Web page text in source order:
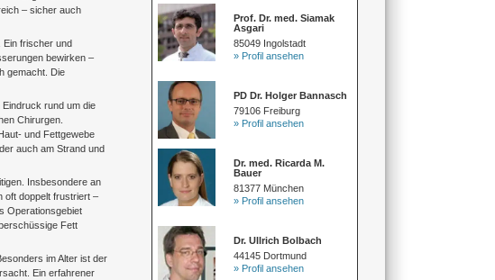
– sicher auch
Ein frischer und
bewirken –
gemacht. Die
rund um die
Chirurgen.
und Fettgewebe
auch am Strand und
Insbesondere an
oft doppelt frustriert –
Operationsgebiet
Fett
im Alter ist der
Ein erfahrener
Prof. Dr. med. Siamak
Asgari
85049 Ingolstadt
» Profil ansehen
PD Dr. Holger Bannasch
79106 Freiburg
» Profil ansehen
Dr. med. Ricarda M.
Bauer
81377 München
» Profil ansehen
Dr. Ullrich Bolbach
44145 Dortmund
» Profil ansehen